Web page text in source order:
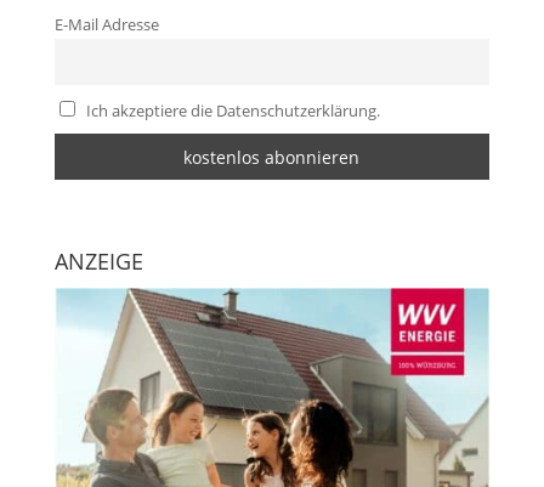
E-Mail Adresse
Ich akzeptiere die Datenschutzerklärung.
ANZEIGE